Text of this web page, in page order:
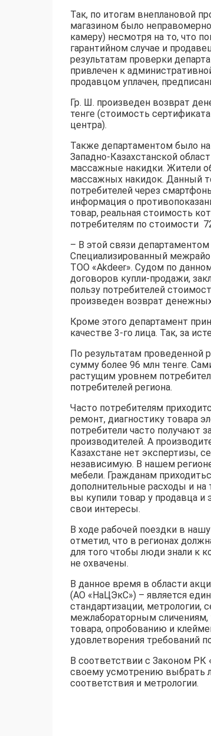
Так, по итогам внеплановой
магазином было
камеру) несмотря на то, что
гарантийном случае и
результатам проверки
привлечен к
продавцом уплачен,
Гр. Ш. произведен возврат
тенге (стоимость
центра).
Также департаментом было
Западно-Казахстанской
массажные накидки. Жители
массажных накидок. Данный
потребителей через
информация о
товар, реальная стоимость
потребителям по стоимости
– В этой связи
Специализированный
ТОО «Akdeer». Судом по
договоров купли-продажи,
пользу потребителей
произведен возврат
Кроме этого департамент
качестве 3-го лица. Так, за
По результатам
сумму более 96 млн тенге.
растущим уровнем
потребителей региона.
Часто потребителям
ремонт, диагностику товара
потребители часто получают
производителей. А
Казахстане нет экспертизы,
независимую. В нашем
мебели. Гражданам
дополнительные расходы и на
вы купили товар у продавца и
свои интересы.
В ходе рабочей поездки в
отметил, что в регионах
для того чтобы люди знали к
не охвачены.
В данное время в области
(АО «НаЦЭкС») – является
стандартизации, метрологии,
межлабораторным сличениям,
товара, опробованию и
удовлетворения требований
В соответствии с Законом РК
своему усмотрению выбрать
соответствия и метрологии.